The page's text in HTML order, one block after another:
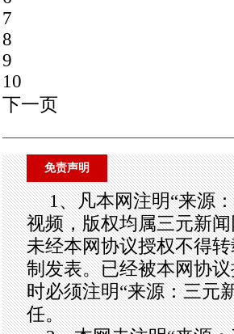
7
8
9
10
下一页
免责声明
1、凡本网注明“来源
视频，版权均属三元新
未经本网协议授权不得
制发表。已经被本网协
时必须注明“来源：三元
任。